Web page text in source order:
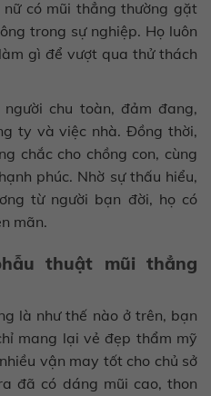
có mũi thẳng thường gặt
trong sự nghiệp. Họ luôn
gì để vượt qua thử thách
người chu toàn, đảm đang,
ty và việc nhà. Đồng thời,
chắc cho chồng con, cùng
phúc. Nhờ sự thấu hiểu,
từ người bạn đời, họ có
mãn.
thuật mũi thẳng
là như thế nào ở trên, bạn
mang lại vẻ đẹp thẩm mỹ
vận may tốt cho chủ sở
đã có dáng mũi cao, thon